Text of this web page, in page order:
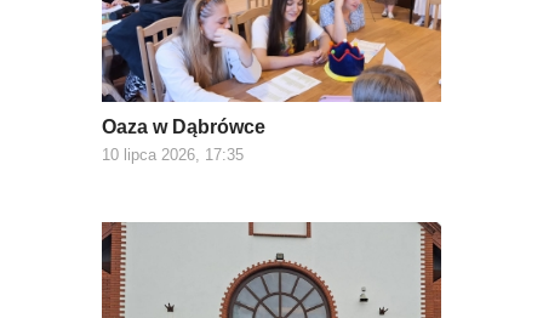
Oaza w Dąbrówce
10 lipca 2026, 17:35